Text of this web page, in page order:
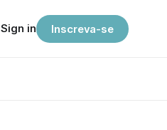
Sign in Inscreva-se